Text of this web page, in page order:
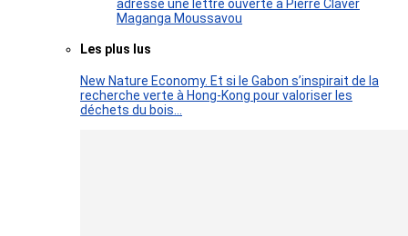
adresse une lettre ouverte à Pierre Claver
Maganga Moussavou
Les plus lus
New Nature Economy. Et si le Gabon s’inspirait de la
recherche verte à Hong-Kong pour valoriser les
déchets du bois…